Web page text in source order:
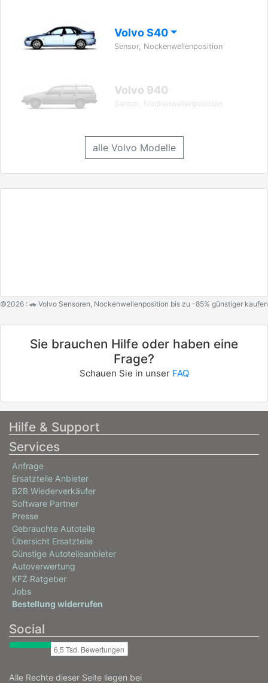
Volvo S40
Sensor, Nockenwellenposition
Volvo 940
Sensor, Nockenwellenposition
alle Volvo Modelle
©2026 : 🚗 Volvo Sensoren, Nockenwellenposition bis zu -85% günstiger kaufen
Sie brauchen Hilfe oder haben eine
Frage?
Schauen Sie in unser FAQ
Hilfe & Support
Services
Anfrage
Ersatzteile Anbieter
B2B Wiederverkäufer
Software Partner
Presse
Gebrauchte Autoteile
Übersicht Ersatzteile
Günstige Autoteileanbieter
Autoverwertung
KFZ Ratgeber
Jobs
Bestellung widerrufen
Social
Alle Rechte dieser Seite liegen bei